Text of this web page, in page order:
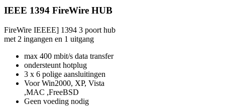
IEEE 1394 FireWire HUB
FireWire IEEEE] 1394 3 poort hub
met 2 ingangen en 1 uitgang
max 400 mbit/s data transfer
ondersteunt hotplug
3 x 6 polige aansluitingen
Voor Win2000, XP, Vista
,MAC ,FreeBSD
Geen voeding nodig